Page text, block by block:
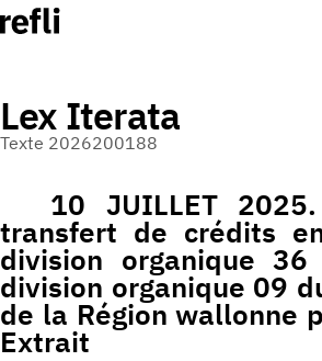
Lex Iterata
Texte 2026200188
10 JUILLET
transfert de crédits
division organique
division organique 09
de la Région wallonne
Extrait